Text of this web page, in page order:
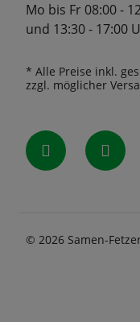
Mo bis Fr 08:00 -
und 13:30 - 17:00
* Alle Preise inkl.
zzgl. möglicher
© 2026 Samen-